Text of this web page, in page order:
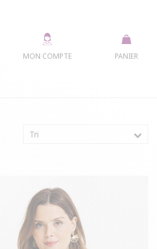
PANIER
MON COMPTE
Tri